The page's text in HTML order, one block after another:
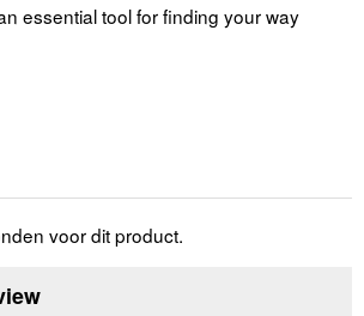
essential tool for finding your way
voor dit product.